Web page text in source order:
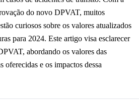
do novo DPVAT, muitos
curiosos sobre os valores atualizados
para 2024. Este artigo visa esclarecer
abordando os valores das
oferecidas e os impactos dessa